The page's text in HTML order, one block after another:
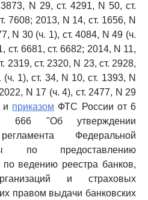
N 29, ст. 4291, N 50, ст.
7608; 2013, N 14, ст. 1656, N
N 30 (ч. 1), ст. 4084, N 49 (ч.
ст. 6681, ст. 6682; 2014, N 11,
2319, ст. 2320, N 23, ст. 2928,
1), ст. 34, N 10, ст. 1393, N
N 17 (ч. 4), ст. 2477, N 29
и приказом ФТС России от 6
"Об утверждении
Федеральной
по предоставлению
по ведению реестра банков,
и страховых
правом выдачи банковских